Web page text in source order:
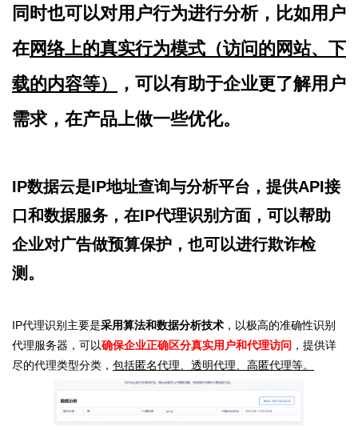
同时也可以对用户行为进行分析，比如用户
在网络上的真实行为模式（访问的网站、下
载的内容等）
，可以有助于企业更了解用户
需求，在产品上做一些优化。
IP数据云是IP地址查询与分析平台， 提供API接
口和数据服务 ，在IP代理识别方面，可以帮助
企业对广告做预算保护，也可以进行欺诈检
测。
IP代理识别主要是采用算法和数据分析技术 ，以极高的准确性识别
代理服务器，可以确保企业正确区分真实用户和代理访问 ，提供详
尽的代理类型分类， 包括匿名代理、透明代理、高匿代理等。